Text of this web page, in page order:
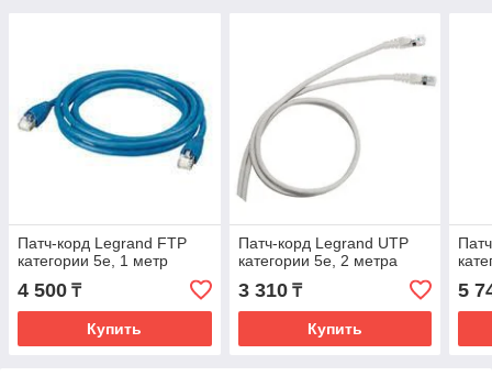
Патч-корд Legrand FTP
категории 5e, 1 метр
4 500 ₸
Купить
Патч-корд Legrand UTP
категории 5e, 2 метра
3 310₸
Купить
5